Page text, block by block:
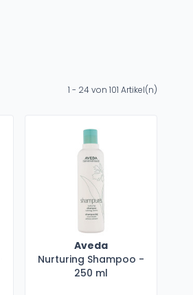
1 - 24 von 101 Artikel(n)
Aveda
Nurturing Shampoo -
250 ml